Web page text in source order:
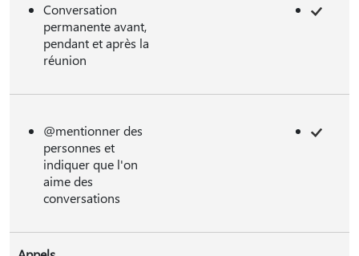
Conversation
permanente avant,
pendant et après la
réunion
@mentionner des
personnes et
indiquer que l'on
aime des
conversations